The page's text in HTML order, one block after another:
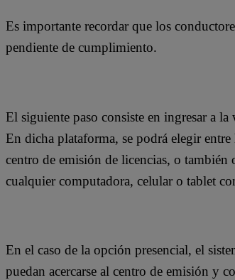
Es importante recordar que los
pendiente de cumplimiento.
El siguiente paso consiste en ingresar a
En dicha plataforma, se podrá elegir
centro de emisión de licencias, o también
cualquier computadora, celular o tablet
En el caso de la opción presencial, el
puedan acercarse al centro de emisión y